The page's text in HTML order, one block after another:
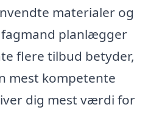
materialer og
planlægger
flere tilbud betyder,
mest kompetente
dig mest værdi for